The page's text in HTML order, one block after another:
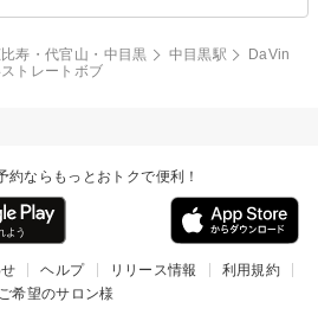
寿・代官山・中目黒 中目黒駅
DaVin
トレートボブ
約ならもっとおトクで便利！
ヘルプ リリース情報
利用規約
希望のサロン様